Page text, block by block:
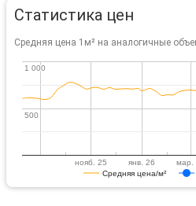
Статистика цен
Средняя цена 1м² на аналогичные
Средняя цена/м²
нояб. 25 янв. 26 мар.
500
500
1 000
1 000